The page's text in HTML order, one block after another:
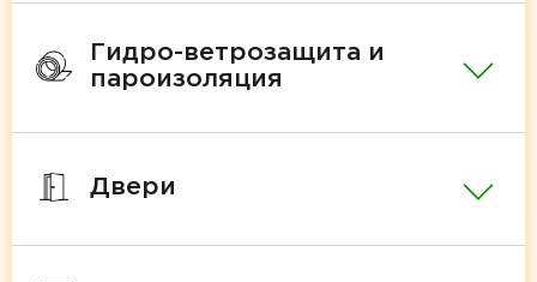
Гидро-ветрозащита и
пароизоляция
Двери